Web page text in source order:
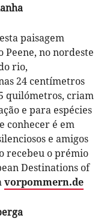
paisagem
no nordeste
rio,
24 centímetros
quilómetros, criam
e para espécies
conhecer é em
e amigos
recebeu o prémio
Destinations of
vorpommern.de